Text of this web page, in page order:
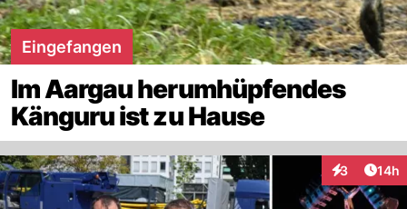
Eingefangen
Im Aargau herumhüpfendes
Känguru ist zu Hause
3
Interaktionen
14h